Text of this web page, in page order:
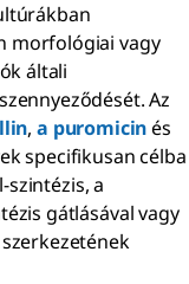
morfológiai vagy
általi
Az
, a puromicinés
specifikusan célba
szintézis, a
gátlásával vagy